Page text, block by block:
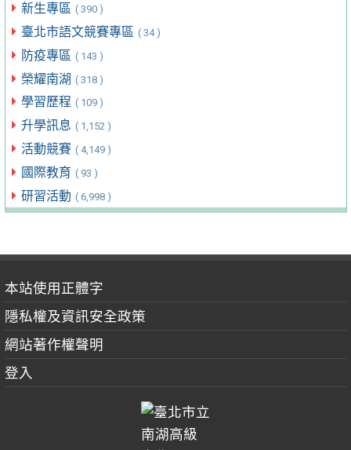
新生專區 ( 390 )
臺北市語文競賽專區 ( 34 )
防疫專區 ( 143 )
榮耀南湖 ( 318 )
學習歷程 ( 109 )
升學訊息 ( 1,152 )
活動競賽 ( 4,149 )
國際教育 ( 93 )
研習活動 ( 6,998 )
本站使用正體字
隱私權及資訊安全政策
網站著作權聲明
登入